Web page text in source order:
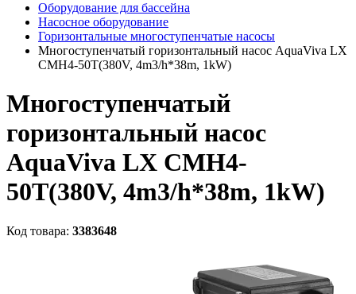
Оборудование для бассейна
Насосное оборудование
Горизонтальные многоступенчатые насосы
Многоступенчатый горизонтальный насос AquaViva LX
CMH4-50T(380V, 4m3/h*38m, 1kW)
Многоступенчатый
горизонтальный насос
AquaViva LX CMH4-
50T(380V, 4m3/h*38m, 1kW)
Код товара: 3383648